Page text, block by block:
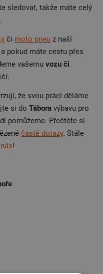
sledovat, takže máte celý
či moto pneu z naší
a pokud máte cestu přes
vašemu vozu či
že svou práci děláme
si do Tábora výbavu pro
pomůžeme. Přečtěte si
časté dotazy. Stále
!